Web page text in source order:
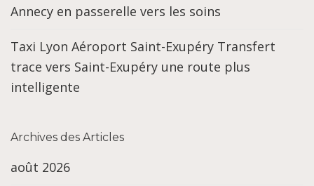
Annecy en passerelle vers les soins
Taxi Lyon Aéroport Saint-Exupéry Transfert
trace vers Saint-Exupéry une route plus
intelligente
Archives des Articles
août 2026